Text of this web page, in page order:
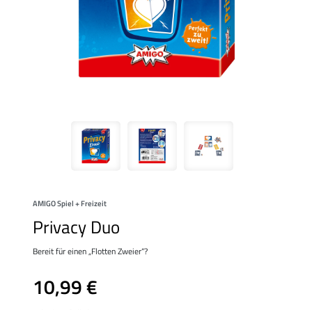
AMIGO Spiel + Freizeit
Privacy Duo
Bereit für einen „Flotten Zweier“?
10,99 €